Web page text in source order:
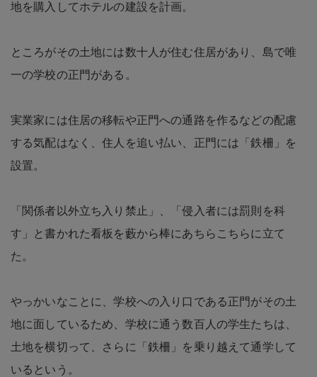
地を購入してホテルの建設を計画。
ところがその土地には数十人が住む住居があり、島で唯
一の学校の正門がある。
実業家には住居の移転や正門への通路を作るなどの配慮
する気配はなく、住人を追い払い、正門には「鉄柵」を
設置。
「関係者以外立ち入り禁止」、「侵入者には罰則を科
す」と書かれた看板を藪から棒にあちらこちらに立て
た。
やっかいなことに、学校への入り口である正門がその土
地に面しているため、学校に通う数百人の学生たちは、
土地を横切って、さらに「鉄柵」を乗り越えて通学して
いるという。